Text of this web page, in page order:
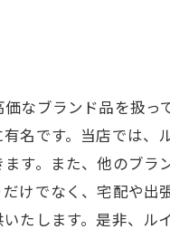
なブランド品を扱
名です。当店では
す。また、他のブ
けでなく、宅配や
たします。是非、ル